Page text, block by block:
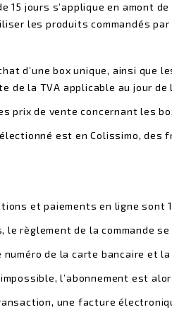
15 jours s’applique en amont
les produits commandés
d’une box unique, ainsi que
de la TVA applicable au jour
prix de vente concernant les
est en Colissimo,
et paiements en ligne sont
le règlement de la commande
numéro de la carte bancaire et
l’abonnement est
une facture